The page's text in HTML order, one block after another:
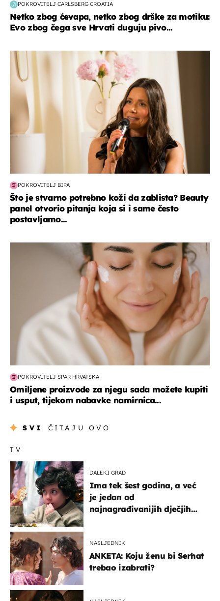
POKROVITELJ CARLSBERG CROATIA
Netko zbog ćevapa, netko zbog drške za motiku:
Evo zbog čega sve Hrvati duguju pivo...
moda & ljepota
POKROVITELJ BIPA
Što je stvarno potrebno koži da zablista? Beauty
panel otvorio pitanja koja si i same često
postavljamo...
moda & ljepota
POKROVITELJ SPAR HRVATSKA
Omiljene proizvode za njegu sada možete kupiti
i usput, tijekom nabavke namirnica...
SVI ČITAJU OVO
TV
DALEKI GRAD
Ima tek šest godina, a već
je jedan od
najnagrađivanijih dječjih
NASLJEDNIK
ANKETA: Koju ženu bi Serhat
trebao izabrati?